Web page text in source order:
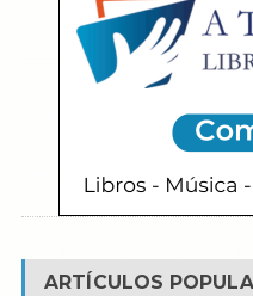
ARTÍCULOS